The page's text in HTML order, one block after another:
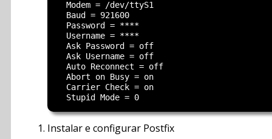
  Modem = /dev/ttyS1
  Baud = 921600
  Password = ****
  Username = ****
  Ask Password = off
  Ask Username = off
  Auto Reconnect = off
  Abort on Busy = on
  Carrier Check = on
Instalar e configurar Postfix